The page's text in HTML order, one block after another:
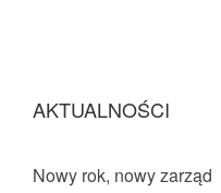
AKTUALNOŚCI
Nowy rok, nowy zarząd